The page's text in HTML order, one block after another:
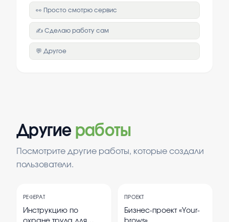
👀 Просто смотрю сервис
✍️ Сделаю работу сам
💬 Другое
Другие работы
Посмотрите другие работы, которые создали
пользователи.
РЕФЕРАТ
Инструкцию по
ПРОЕКТ
Бизнес-проект «Your-